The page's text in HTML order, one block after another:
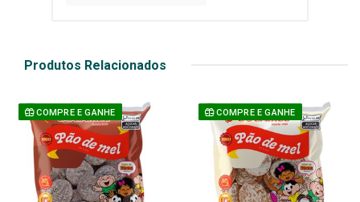
Produtos Relacionados
COMPRE E GANHE COMPRE E GANHE